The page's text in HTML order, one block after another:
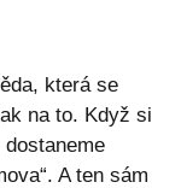
která se
na to. Když si
A ten sám